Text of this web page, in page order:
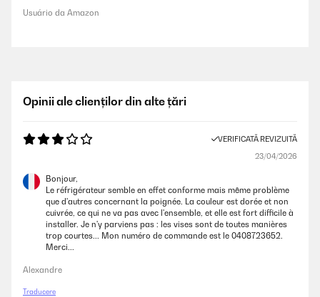
Usuário da Amazon
Opinii ale clienților din alte țări
VERIFICATĂ REVIZUITĂ
23/04/2026
Bonjour,
Le réfrigérateur semble en effet conforme mais même problème
que d'autres concernant la poignée. La couleur est dorée et non
cuivrée, ce qui ne va pas avec l'ensemble, et elle est fort difficile à
installer. Je n'y parviens pas : les vises sont de toutes manières
trop courtes... Mon numéro de commande est le 0408723652.
Merci...
Alexandre
Traducere